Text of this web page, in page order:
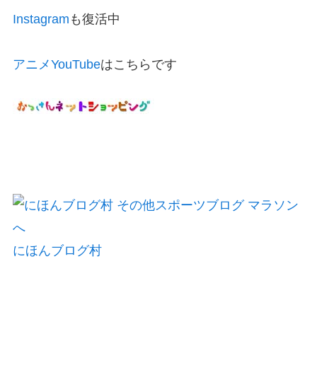
Instagram も復活中
アニメYouTubeはこちらです
にほんブログ村